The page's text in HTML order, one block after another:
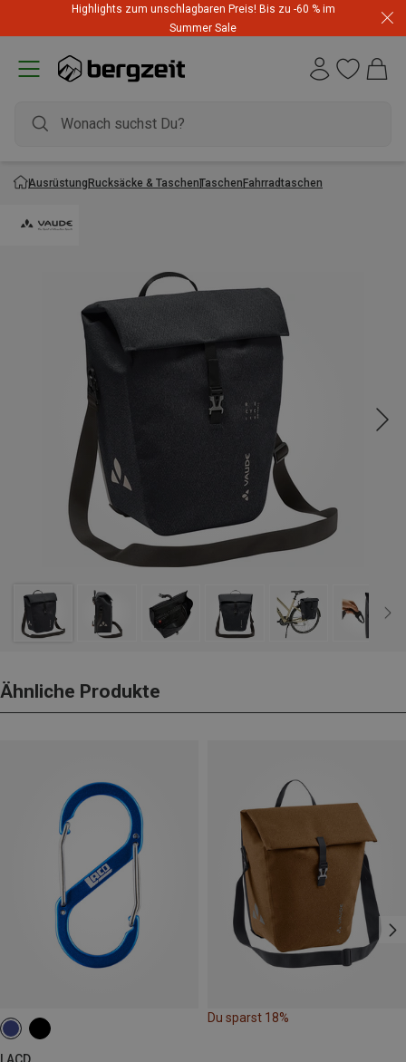
Highlights zum unschlagbaren Preis! Bis zu -60 % im
Summer Sale
AusrüstungRucksäcke & TaschenTaschenFahrradtaschen
Ähnliche Produkte
Du sparst 18%